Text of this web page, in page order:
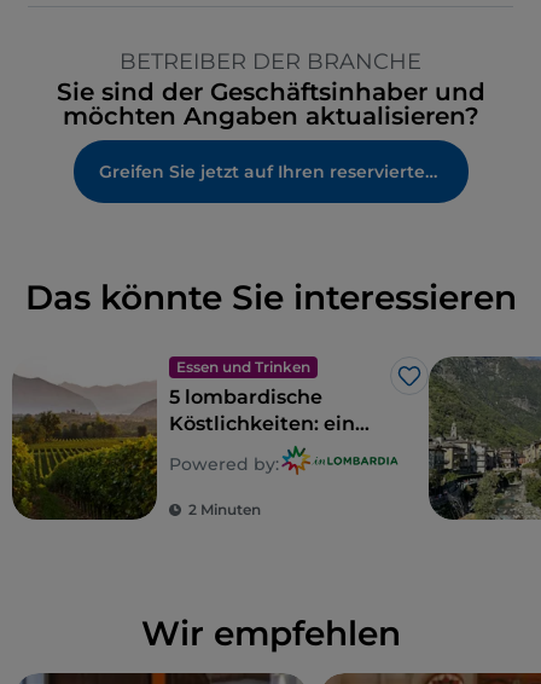
BETREIBER DER BRANCHE
Sie sind der Geschäftsinhaber und
möchten Angaben aktualisieren?
Greifen Sie jetzt auf Ihren reservierten Bereich zu
Das könnte Sie interessieren
Essen und Trinken
Like
5 lombardische
Köstlichkeiten: ein
Gebiet zum Genießen
Powered by:
2 Minuten
Wir empfehlen